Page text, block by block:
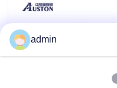
Benzinekettingzaag
Handbediend Mini
elektrische
admin